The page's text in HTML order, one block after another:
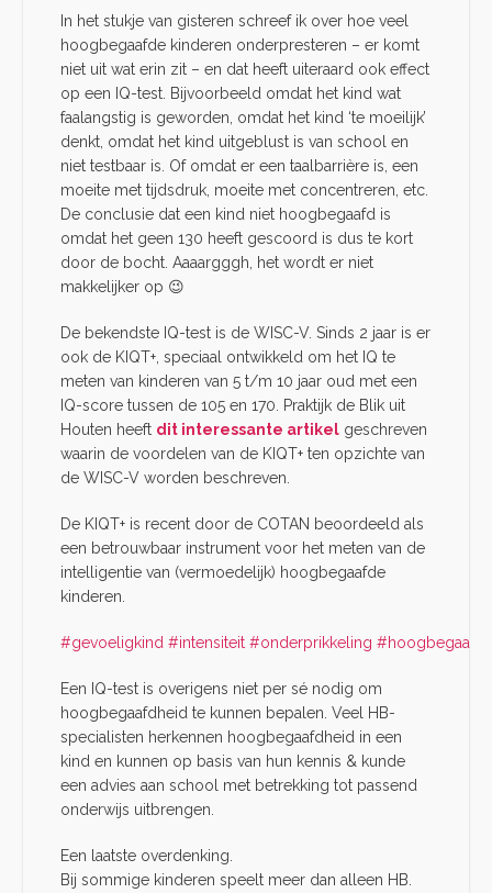
In het stukje van gisteren schreef ik over hoe veel
hoogbegaafde kinderen onderpresteren – er komt
niet uit wat erin zit – en dat heeft uiteraard ook effect
op een IQ-test. Bijvoorbeeld omdat het kind wat
faalangstig is geworden, omdat het kind ‘te moeilijk’
denkt, omdat het kind uitgeblust is van school en
niet testbaar is. Of omdat er een taalbarrière is, een
moeite met tijdsdruk, moeite met concentreren, etc.
De conclusie dat een kind niet hoogbegaafd is
omdat het geen 130 heeft gescoord is dus te kort
door de bocht. Aaaargggh, het wordt er niet
makkelijker op 😉
De bekendste IQ-test is de WISC-V. Sinds 2 jaar is er
ook de KIQT+, speciaal ontwikkeld om het IQ te
meten van kinderen van 5 t/m 10 jaar oud met een
IQ-score tussen de 105 en 170. Praktijk de Blik uit
Houten heeft dit interessante artikel geschreven
waarin de voordelen van de KIQT+ ten opzichte van
de WISC-V worden beschreven.
De KIQT+ is recent door de COTAN beoordeeld als
een betrouwbaar instrument voor het meten van de
intelligentie van (vermoedelijk) hoogbegaafde
kinderen.
#gevoeligkind #intensiteit #onderprikkeling #hoogbegaafd
Een IQ-test is overigens niet per sé nodig om
hoogbegaafdheid te kunnen bepalen. Veel HB-
specialisten herkennen hoogbegaafdheid in een
kind en kunnen op basis van hun kennis & kunde
een advies aan school met betrekking tot passend
onderwijs uitbrengen.
Een laatste overdenking.
Bij sommige kinderen speelt meer dan alleen HB.